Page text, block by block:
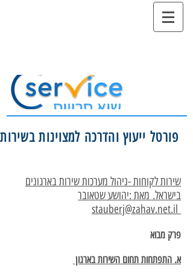
פורטל ייעוץ והדרכה למצוינות בשירות
שירות לקוחות -ניהול מערכות שירות בארגונים
בישראל. מאת :יהושע שטאובר
stauberj@zahav.net.il
פרק מבוא
א. התפתחות תחום השירות בארגון